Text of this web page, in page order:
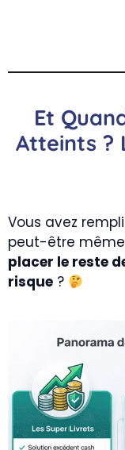
Et
Atteints ?
Vous avez
peut-être même
placer le reste
risque ?